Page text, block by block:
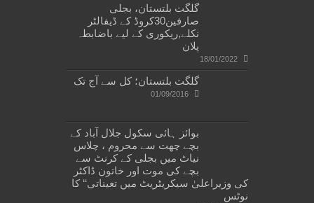
گلگت بلتستان، بجلی
صارفین30کروڈ کے ڈیفالٹر
نکلے,ریکوری کے لیے باضابطہ
پلان
18/01/2022
گلگت بلتستان؛ کل سے آج تک
01/09/2016
بوائز ہائی سکول جلال آباد کے
بچے چھت سے محروم ، چلاس
نیاٹ میں بجلی کے کرنٹ سے
بچے کی موت اور خاتون ڈاکٹر
کی وزیراعلیٰ سیکریٹریٹ میں تعیناتی‘‘ کا
نوٹس